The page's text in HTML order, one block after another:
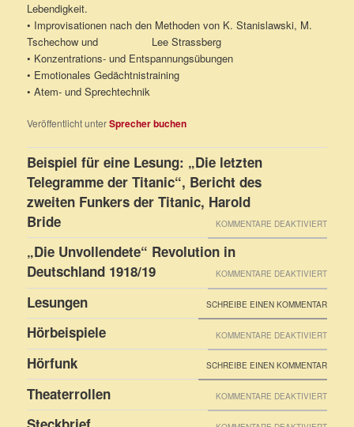
Lebendigkeit.
• Improvisationen nach den Methoden von K. Stanislawski, M.
Tschechow und Lee Strassberg
• Konzentrations- und Entspannungsübungen
• Emotionales Gedächtnistraining
• Atem- und Sprechtechnik
Veröffentlicht unterSprecher buchen
Beispiel für eine Lesung: „Die letzten
Telegramme der Titanic“, Bericht des
zweiten Funkers der Titanic, Harold
Bride
KOMMENTARE DEAKTIVIERTFÜR
EINE
DER
„Die Unvollendete“ Revolution in
Deutschland 1918/19
KOMMENTARE DEAKTIVIERTFÜR
Lesungen SCHREIBE EINEN KOMMENTAR
Hörbeispiele KOMMENTARE DEAKTIVIERTFÜR
Hörfunk SCHREIBE EINEN KOMMENTAR
Theaterrollen KOMMENTARE DEAKTIVIERTFÜR